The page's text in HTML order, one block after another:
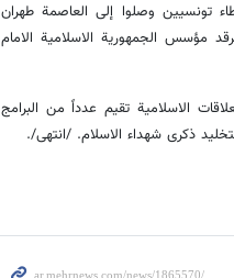
وصلوا إلى العاصمة طهران
مؤسس الجمهورية الاسلامية الامام
الاسلامية تقيم عدداً من البرامج
ذكرى شهداء الاسلام. /انتهى/.